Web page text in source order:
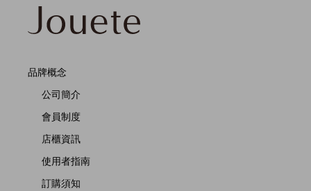
品牌概念
公司簡介
會員制度
店櫃資訊
使用者指南
訂購須知